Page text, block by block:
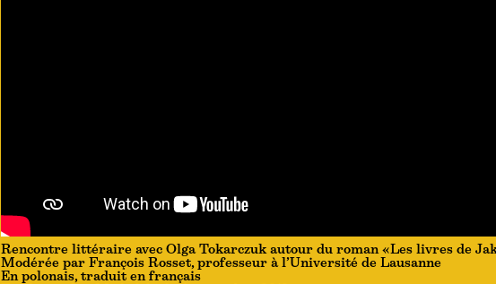
Rencontre littéraire avec Olga Tokarczuk autour du roman «Les livres de
Modérée par François Rosset, professeur à l’Université de Lausanne
En polonais, traduit en français